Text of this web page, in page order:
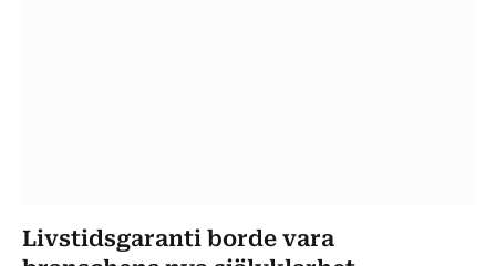
Livstidsgaranti borde vara